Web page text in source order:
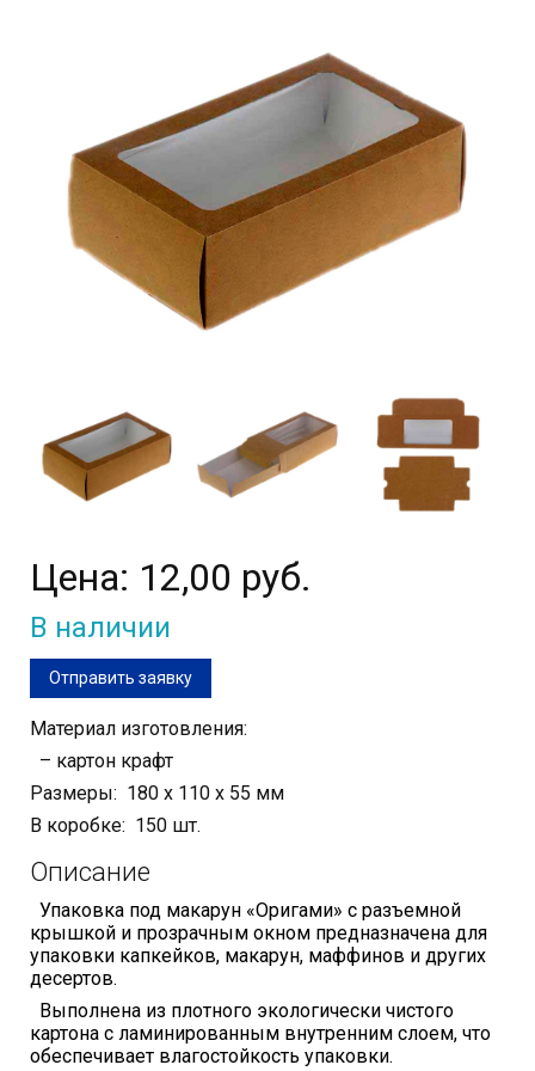
Цена: 12,00 руб.
В наличии
Отправить заявку
Материал изготовления:
– картон крафт
Размеры: 180 х 110 х 55 мм
В коробке: 150 шт.
Описание
Упаковка под макарун «Оригами» с разъемной
крышкой и прозрачным окном предназначена для
упаковки капкейков, макарун, маффинов и других
десертов.
Выполнена из плотного экологически чистого
картона с ламинированным внутренним слоем, что
обеспечивает влагостойкость упаковки.